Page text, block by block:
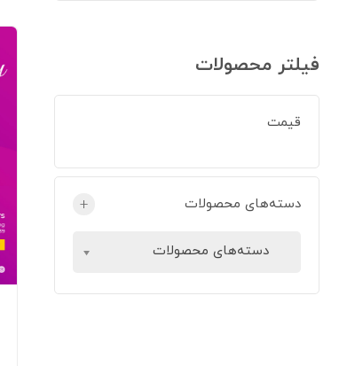
فیلتر محصولات
قیمت
دسته‌های محصولات +
دسته‌های محصولات